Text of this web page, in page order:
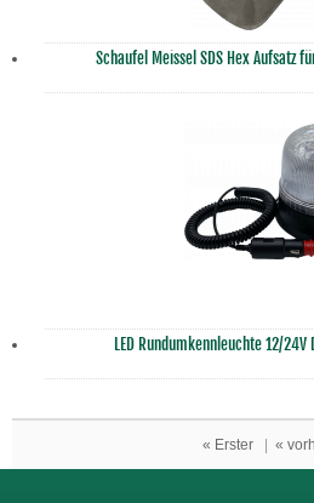
Schaufel Meissel SDS Hex Aufsatz
LED Rundumkennleuchte 12/
« Erster | «